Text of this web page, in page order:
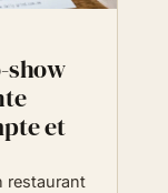
show
et
restaurant